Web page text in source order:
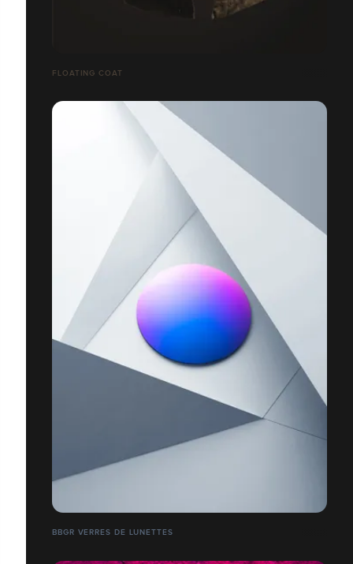
FLOATING COAT
BBGR VERRES DE LUNETTES